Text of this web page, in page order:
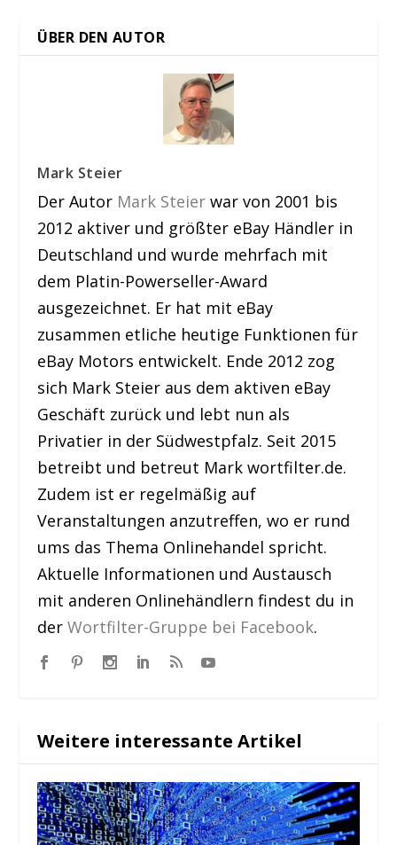
ÜBER DEN AUTOR
Mark Steier
Der Autor Mark Steier war von 2001 bis
2012 aktiver und größter eBay Händler in
Deutschland und wurde mehrfach mit
dem Platin-Powerseller-Award
ausgezeichnet. Er hat mit eBay
zusammen etliche heutige Funktionen für
eBay Motors entwickelt. Ende 2012 zog
sich Mark Steier aus dem aktiven eBay
Geschäft zurück und lebt nun als
Privatier in der Südwestpfalz. Seit 2015
betreibt und betreut Mark wortfilter.de.
Zudem ist er regelmäßig auf
Veranstaltungen anzutreffen, wo er rund
ums das Thema Onlinehandel spricht.
Aktuelle Informationen und Austausch
mit anderen Onlinehändlern findest du in
derWortfilter-Gruppe bei Facebook.
Weitere interessante Artikel